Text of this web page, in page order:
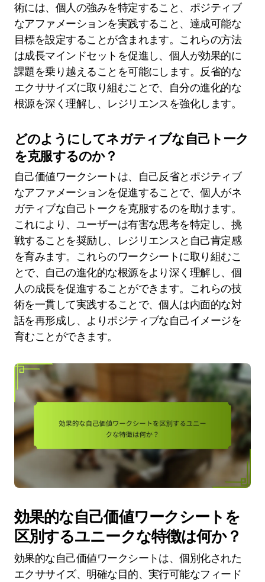
術には、個人の強みを特定すること、ポジティブ
なアファメーションを実践すること、達成可能な
目標を設定することが含まれます。これらの方法
は成長マインドセットを促進し、個人が効果的に
課題を乗り越えることを可能にします。反省的な
エクササイズに取り組むことで、自分の進化的な
根源を深く理解し、レジリエンスを強化します。
どのようにしてネガティブな自己トーク
を克服するのか？
自己価値ワークシートは、自己反省とポジティブ
なアファメーションを促進することで、個人がネ
ガティブな自己トークを克服するのを助けます。
これにより、ユーザーは有害な思考を特定し、挑
戦することを奨励し、レジリエンスと自己肯定感
を育みます。これらのワークシートに取り組むこ
とで、自己の進化的な根源をより深く理解し、個
人の成長を促進することができます。これらの技
術を一貫して実践することで、個人は内面的な対
話を再形成し、よりポジティブな自己イメージを
育むことができます。
効果的な自己価値ワークシートを
区別するユニークな特徴は何か？
効果的な自己価値ワークシートは、個別化された
エクササイズ、明確な目的、実行可能なフィード